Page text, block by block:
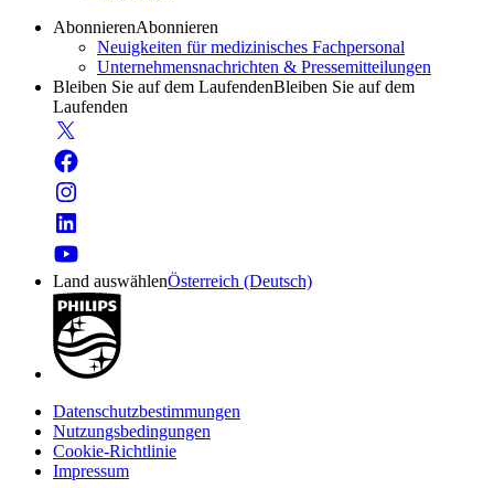
AbonnierenAbonnieren
Neuigkeiten für medizinisches Fachpersonal
Unternehmensnachrichten & Pressemitteilungen
Bleiben Sie auf dem LaufendenBleiben Sie auf dem
Laufenden
Land auswählenÖsterreich (Deutsch)
Datenschutzbestimmungen
Nutzungsbedingungen
Cookie-Richtlinie
Impressum